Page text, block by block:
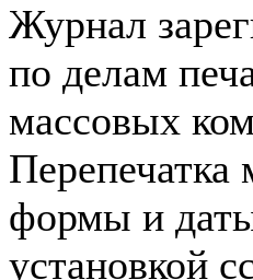
Журнал
по делам
массовых
Перепечатка
формы и
установкой